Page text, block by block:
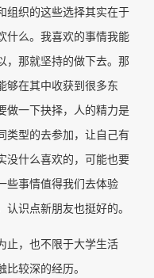
组织的这些选择其实在于
什么。我喜欢的事情我能
，那就坚持的做下去。那
够在其中收获到很多东
做一下抉择，人的精力是
类型的去参加，让自己有
没什么喜欢的，可能也要
些事情值得我们去体验
识点新朋友也挺好的。
止，也不限于大学生活
较深的经历。